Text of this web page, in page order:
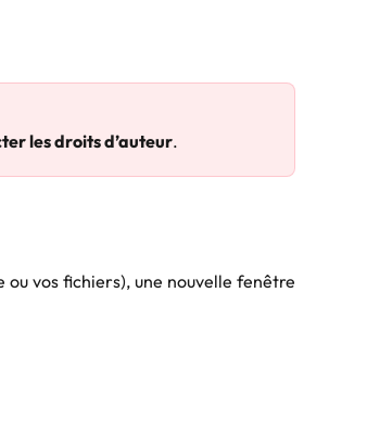
les droits d’auteur.
ou vos fichiers), une nouvelle fenêtre